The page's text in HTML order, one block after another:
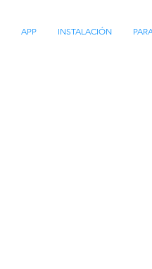
APP INSTALACIÓN